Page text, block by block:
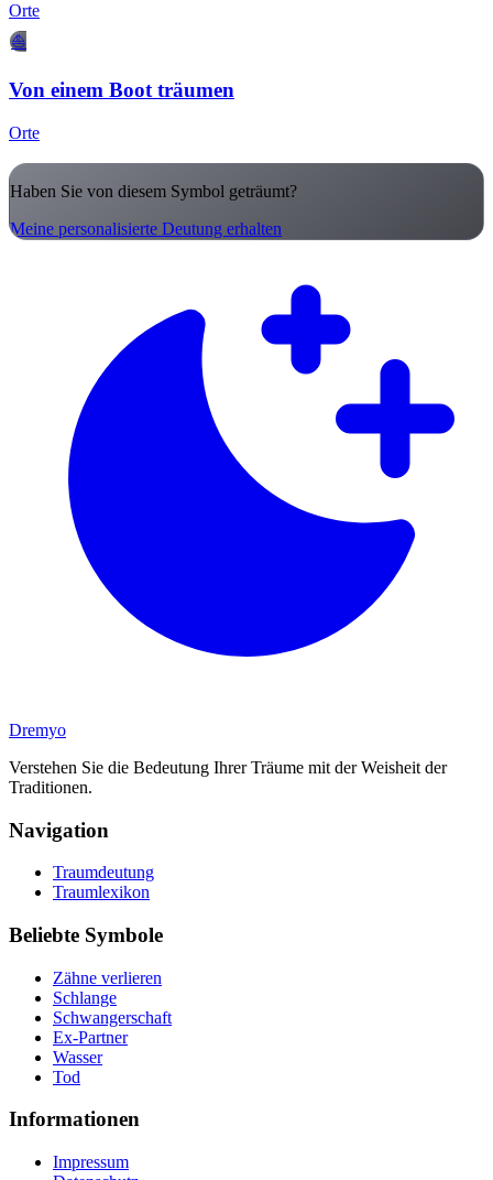
Orte
⛵
Von einem Boot träumen
Orte
Haben Sie von diesem Symbol geträumt?
Meine personalisierte Deutung erhalten
Dremyo
Verstehen Sie die Bedeutung Ihrer Träume mit der Weisheit der
Traditionen.
Navigation
Traumdeutung
Traumlexikon
Beliebte Symbole
Zähne verlieren
Schlange
Schwangerschaft
Ex-Partner
Wasser
Tod
Informationen
Impressum